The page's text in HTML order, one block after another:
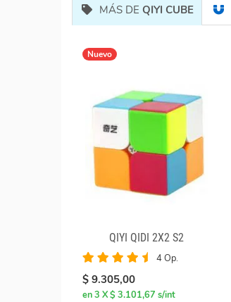
MÁS DE QIYI CUBE
Nuevo
QIYI QIDI 2X2 S2
4 Op.
$ 9.305,00
en 3 X $ 3.101,67 s/int